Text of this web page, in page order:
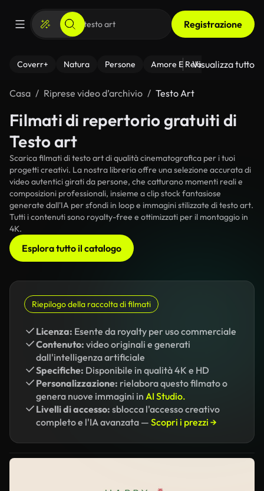
Registrazione
Coverr+ Natura Persone Amore E Relazioni Il
Visualizza tutto
Casa Riprese video d’archivio Testo Art
Filmati di repertorio gratuiti di
Testo art
Scarica filmati di testo art di qualità cinematografica per i tuoi
progetti creativi. La nostra libreria offre una selezione accurata di
video autentici girati da persone, che catturano momenti reali e
composizioni professionali, insieme a clip stock fantasiose
generate dall'IA per sfondi in loop e immagini stilizzate di testo art.
Tutti i contenuti sono royalty-free e ottimizzati per il montaggio in
4K.
Esplora tutto il catalogo
Riepilogo della raccolta di filmati
Licenza: Esente da royalty per uso commerciale
Contenuto: video originali e generati
dall'intelligenza artificiale
Specifiche: Disponibile in qualità 4K e HD
Personalizzazione: rielabora questo filmato o
genera nuove immagini in AI Studio.
Livelli di accesso: sblocca l'accesso creativo
completo e l'IA avanzata — Scopri i prezzi →